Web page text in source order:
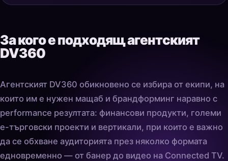
За кого е подходящ агентският
DV360
Агентският DV360 обикновено се избира от екипи, на
които им е нужен мащаб и брандформинг наравно с
performance резултата: финансови продукти, големи
е-търговски проекти и вертикали, при които е важно
да се обхване аудиторията през няколко формата
едновременно — от банер до видео на Connected TV.